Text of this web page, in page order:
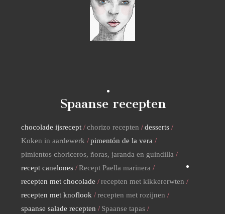
Spaanse recepten
chocolade ijsrecept chorizo recepten
desserts
Koken in aardewerk
pimentón de la vera
pimientos choriceros, ñoras, jaranda en guindilla
recept canelones
Recept Paella marinera
recepten met chocolade
recepten met kikkererwten
recepten met knoflook
recepten met rozijnen
spaanse salade recepten
Spaanse tapas